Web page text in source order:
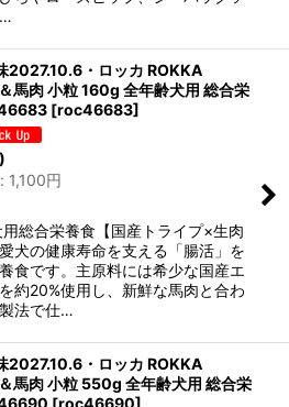
2027.10.6・ロッカ ROKKA
馬肉 小粒 160g 全年齢犬用 総合栄
[roc46683]
: 1,100円
総合栄養食【国産トライプ×生肉
犬の健康寿命を支える「腸活」を
食です。主原料には希少な国産エ
約20%使用し、新鮮な馬肉と合わ
法で仕…
2027.10.6・ロッカ ROKKA
馬肉 小粒 550g 全年齢犬用 総合栄
[roc46690]